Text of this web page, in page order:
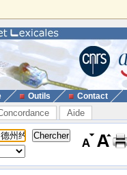
Outils Contact
Aide